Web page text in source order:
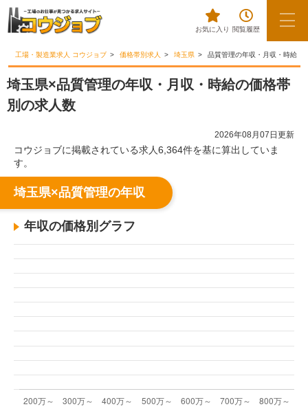
お気に入り 閲覧履歴
工場・製造業求人 コウジョブ 価格帯別求人 埼玉県 品質管理の年収・月収・時給
埼玉県×品質管理の年収・月収・時給の価格帯
別の求人数
2026年08月07日更新
コウジョブに掲載されている求人6,364件を基に算出していま
す。
埼玉県×品質管理の年収
年収の価格別グラフ